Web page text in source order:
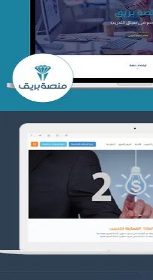
منصة بريق
التفاصيل
للتدريب
التفاصيل